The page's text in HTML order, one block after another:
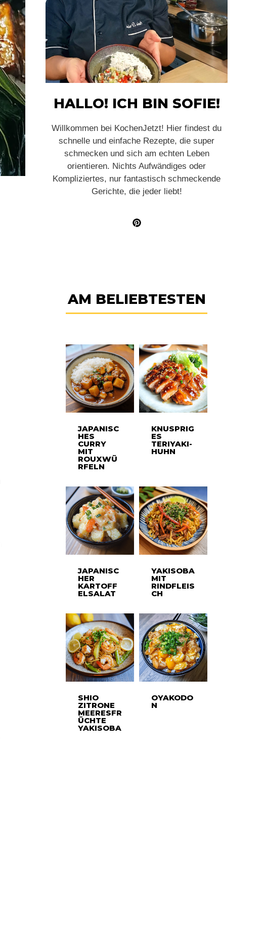
HALLO! ICH BIN SOFIE!
Willkommen bei KochenJetzt! Hier findest du
schnelle und einfache Rezepte, die super
schmecken und sich am echten Leben
orientieren. Nichts Aufwändiges oder
Kompliziertes, nur fantastisch schmeckende
Gerichte, die jeder liebt!
AM BELIEBTESTEN
JAPANISC
HES
CURRY
MIT
ROUXWÜ
RFELN
KNUSPRIG
ES
TERIYAKI-
HUHN
JAPANISC
HER
KARTOFF
ELSALAT
YAKISOBA
MIT
RINDFLEIS
CH
SHIO
ZITRONE
MEERESFR
ÜCHTE
YAKISOBA
OYAKODO
N